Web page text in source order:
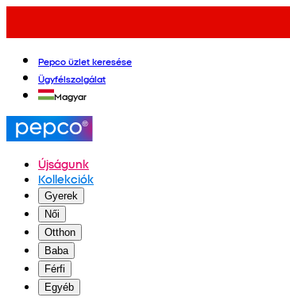
Pepco üzlet keresése
Ügyfélszolgálat
Magyar
Újságunk
Kollekciók
Gyerek
Női
Otthon
Baba
Férfi
Egyéb